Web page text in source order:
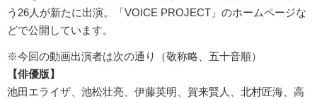
う26人が新たに出演。「VOICE PROJECT」のホームページな
どで公開しています。
※今回の動画出演者は次の通り（敬称略、五十音順）
【俳優版】
池田エライザ、池松壮亮、伊藤英明、賀来賢人、北村匠海、高